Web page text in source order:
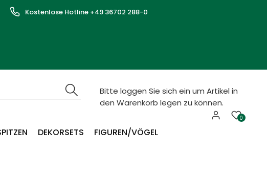
Kostenlose Hotline +49 36702 288-0
Bitte loggen Sie sich ein um Artikel in
den Warenkorb legen zu können.
0
DEKORSETS
FIGUREN/VÖGEL